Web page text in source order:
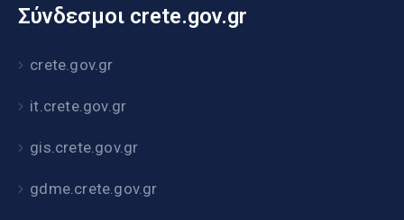
Σύνδεσμοι crete.gov.gr
crete.gov.gr
it.crete.gov.gr
gis.crete.gov.gr
gdme.crete.gov.gr